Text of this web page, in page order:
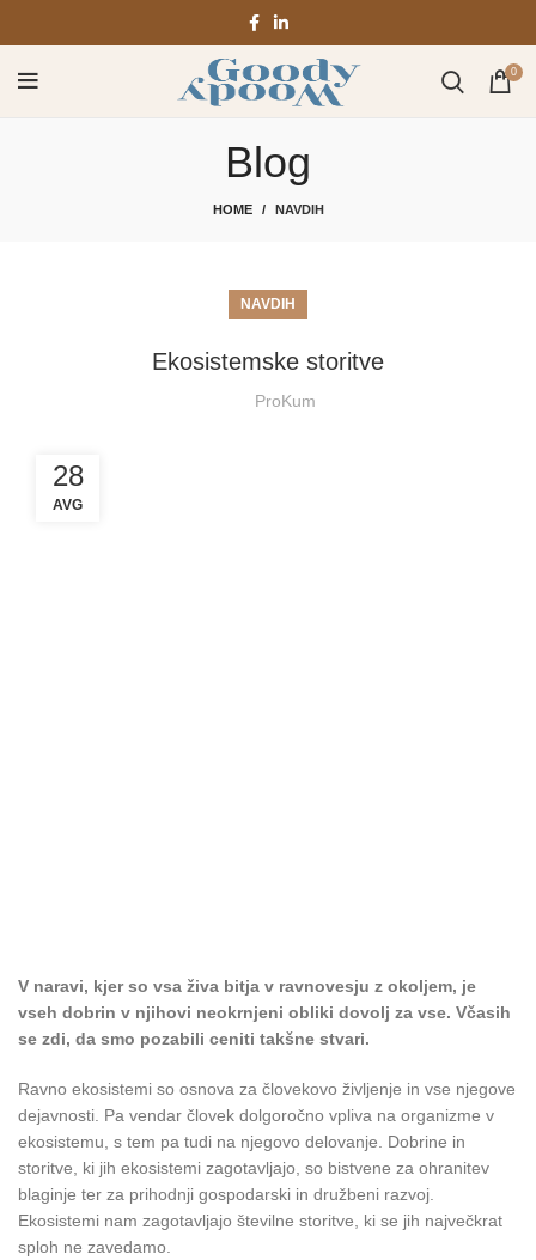
0
Blog
HOME NAVDIH
NAVDIH
Ekosistemske storitve
ProKum
28
AVG
V naravi, kjer so vsa živa bitja v ravnovesju z okoljem, je
vseh dobrin v njihovi neokrnjeni obliki dovolj za vse. Včasih
se zdi, da smo pozabili ceniti takšne stvari.
Ravno ekosistemi so osnova za človekovo življenje in vse njegove
dejavnosti. Pa vendar človek dolgoročno vpliva na organizme v
ekosistemu, s tem pa tudi na njegovo delovanje. Dobrine in
storitve, ki jih ekosistemi zagotavljajo, so bistvene za ohranitev
blaginje ter za prihodnji gospodarski in družbeni razvoj.
Ekosistemi nam zagotavljajo številne storitve, ki se jih največkrat
sploh ne zavedamo.